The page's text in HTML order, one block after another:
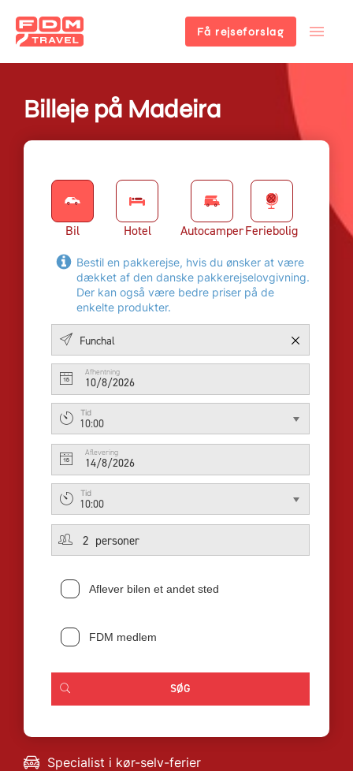
hovedindhold
Få rejseforslag
Billeje på Madeira
Bil Hotel AutocamperFeriebolig
Bestil en pakkerejse, hvis du ønsker at være
dækket af den danske pakkerejselovgivning.
Der kan også være bedre priser på de
enkelte produkter.
Afhentning
10/8/2026
Tid
10:00
Aflevering
14/8/2026
Tid
10:00
Aflever bilen et andet sted
FDM medlem
Specialist i kør-selv-ferier